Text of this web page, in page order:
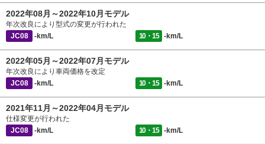
2022年08月～2022年10月モデル
年次改良により型式の変更が行われた
JC08
-km/L 10・15 -km/L
2022年05月～2022年07月モデル
年次改良により車両価格を改定
JC08
-km/L 10・15 -km/L
2021年11月～2022年04月モデル
仕様変更が行われた
JC08
-km/L 10・15 -km/L